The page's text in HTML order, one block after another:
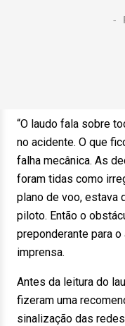
“O laudo fala sobre
no acidente. O que
falha mecânica. As
foram tidas como
plano de voo, estava
piloto. Então o
preponderante para
imprensa.
Antes da leitura do
fizeram uma
sinalização das